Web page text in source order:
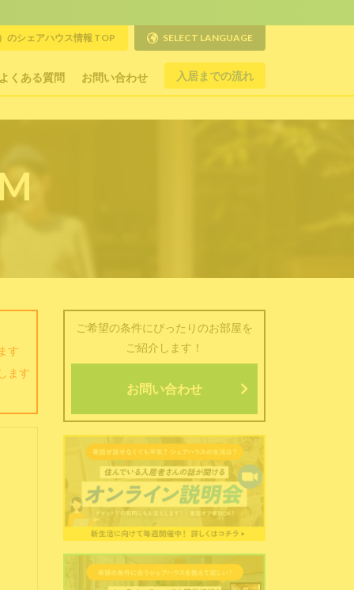
くある質問 お問い合わせ 入居までの流れ
のシェアハウス情報 TOP SELECT LANGUAGE
す
ます
ご希望の条件にぴったりのお部屋を
ご紹介します！
お問い合わせ